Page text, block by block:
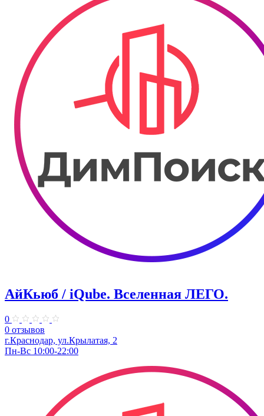
АйКьюб / iQube. Вселенная ЛЕГО.
0
0 отзывов
г.Краснодар, ул.Крылатая, 2
Пн-Вс 10:00-22:00